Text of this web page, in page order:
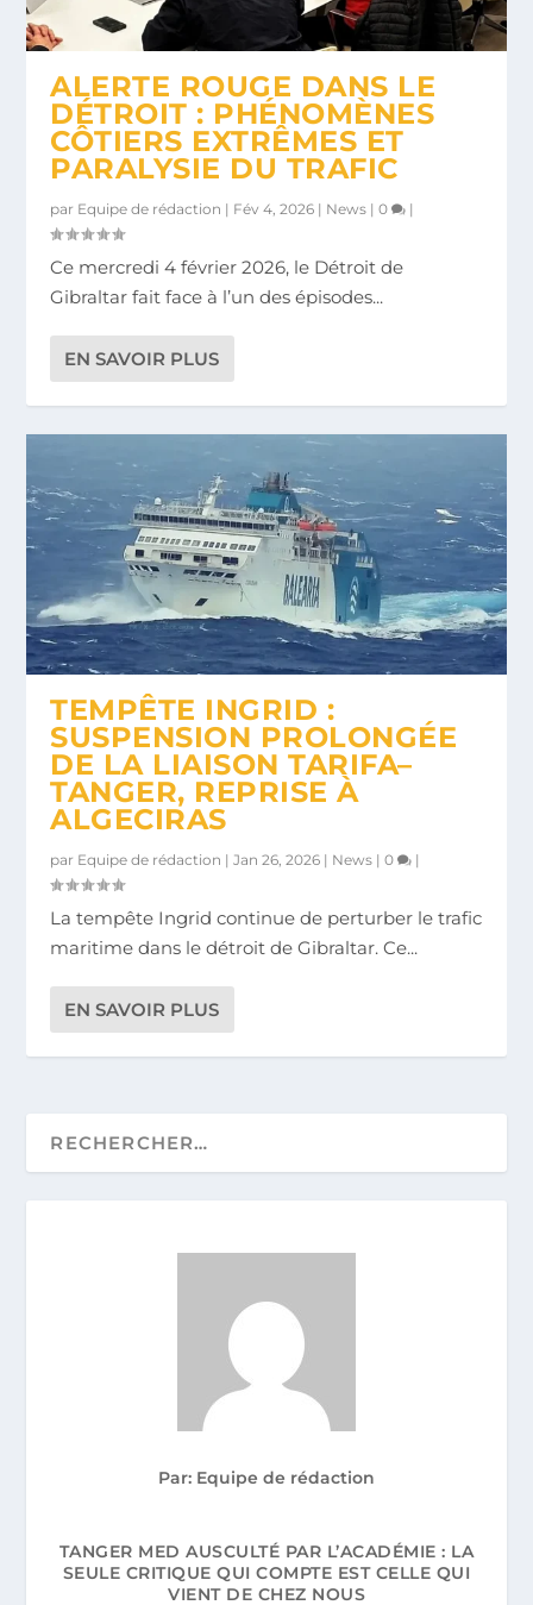
TEMPÊTE INGRID : SUSPENSION
PROLONGÉE DE LA LIAISO...
ALERTE ROUGE DANS LE
DÉTROIT : PHÉNOMÈNES
CÔTIERS EXTRÊMES ET
PARALYSIE DU TRAFIC
par Equipe de rédaction | Fév 4, 2026 | News |0 |
Ce mercredi 4 février 2026, le Détroit de
Gibraltar fait face à l’un des épisodes...
EN SAVOIR PLUS
TEMPÊTE INGRID :
SUSPENSION PROLONGÉE
DE LA LIAISON TARIFA–
TANGER, REPRISE À
ALGECIRAS
par Equipe de rédaction |Jan 26, 2026 | News |0 |
La tempête Ingrid continue de perturber le trafic
maritime dans le détroit de Gibraltar. Ce...
EN SAVOIR PLUS
Par: Equipe de rédaction
TANGER MED AUSCULTÉ PAR L’ACADÉMIE : LA
SEULE CRITIQUE QUI COMPTE EST CELLE QUI
VIENT DE CHEZ NOUS